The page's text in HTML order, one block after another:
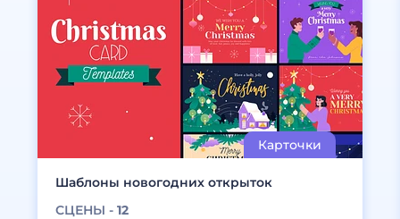
Шаблоны новогодних открыток
СЦЕНЫ - 12